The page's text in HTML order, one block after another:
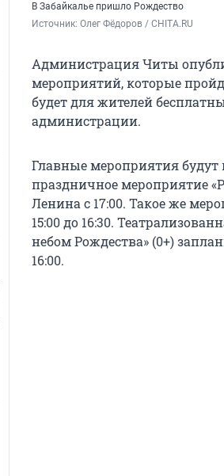
В Забайкалье пришло Рождество
Источник: Олег Фёдоров / CHITA.RU
Администрация Читы
мероприятий, которые
будет для жителей
администрации.
Главные мероприятия
праздничное мероприятие
Ленина с 17:00. Такое же
15:00 до 16:30.
небом Рождества» (0+)
16:00.